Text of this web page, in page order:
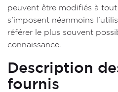
peuvent être modifiés à
s'imposent néanmoins
référer le plus souvent
connaissance.
Description
fournis